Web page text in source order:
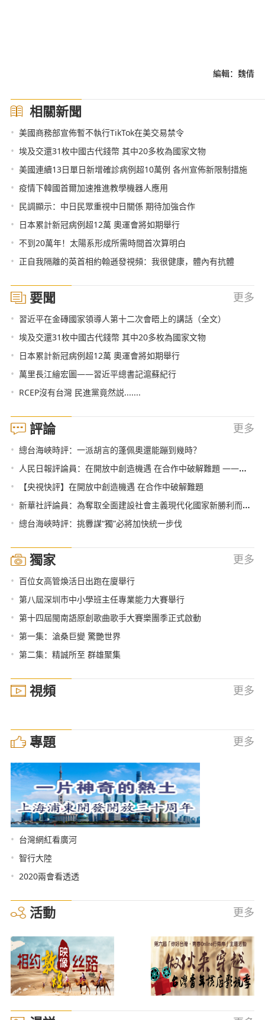
編輯：魏倩
相關新聞
• 美國商務部宣佈暫不執行TikTok在美交易禁令
• 埃及交還31枚中國古代錢幣 其中20多枚為國家文物
• 美國連續13日單日新增確診病例超10萬例 各州宣佈新限制措施
• 疫情下韓國首爾加速推進教學機器人應用
• 民調顯示：中日民眾重視中日關係 期待加強合作
• 日本累計新冠病例超12萬 奧運會將如期舉行
• 不到20萬年！太陽系形成所需時間首次算明白
• 正自我隔離的英首相約翰遜發視頻：我很健康，體內有抗體
要聞 更多
• 習近平在金磚國家領導人第十二次會晤上的講話（全文）
• 埃及交還31枚中國古代錢幣 其中20多枚為國家文物
• 日本累計新冠病例超12萬 奧運會將如期舉行
• 萬里長江繪宏圖——習近平總書記滬蘇紀行
• RCEP沒有台灣 民進黨竟然説.......
評論 更多
• 總台海峽時評：一派胡言的蓬佩奧還能蹦到幾時？
• 人民日報評論員：在開放中創造機遇 在合作中破解難題 ——論習近平主席在第三屆中國國際進口博覽會開幕式上主旨演講
• 【央視快評】在開放中創造機遇 在合作中破解難題
• 新華社評論員：為奪取全面建設社會主義現代化國家新勝利而奮鬥——學習貫徹黨的十九屆五中全會精神
• 總台海峽時評：挑釁謀“獨”必將加快統一步伐
獨家 更多
• 百位女高管煥活日出跑在廈舉行
• 第八屆深圳市中小學班主任專業能力大賽舉行
• 第十四屆閩南語原創歌曲歌手大賽樂團季正式啟動
• 第一集：滄桑巨變 驚艷世界
• 第二集：精誠所至 群雄聚集
視頻 更多
專題 更多
• 台灣網紅看廣河
• 智行大陸
• 2020兩會看透透
活動 更多